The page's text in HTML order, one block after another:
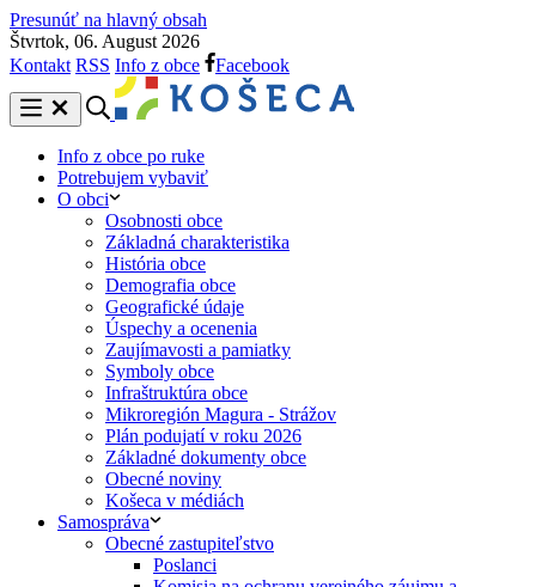
Presunúť na hlavný obsah
Štvrtok, 06. August 2026
Kontakt RSS Info z obce Facebook
Info z obce po ruke
Potrebujem vybaviť
O obci
Osobnosti obce
Základná charakteristika
História obce
Demografia obce
Geografické údaje
Úspechy a ocenenia
Zaujímavosti a pamiatky
Symboly obce
Infraštruktúra obce
Mikroregión Magura - Strážov
Plán podujatí v roku 2026
Základné dokumenty obce
Obecné noviny
Košeca v médiách
Samospráva
Obecné zastupiteľstvo
Poslanci